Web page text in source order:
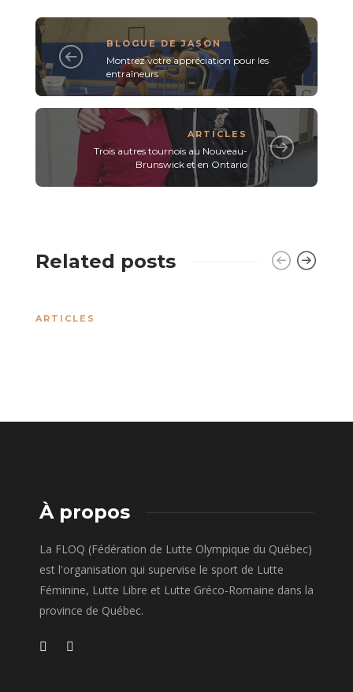
BLOGUE DE JASON
Montrez votre appréciation pour les
entraîneurs
ARTICLES
Trois autres tournois au Nouveau-
Brunswick et en Ontario
Related posts
ARTICLES
À propos
La FLOQ (Fédération de Lutte Olympique du Québec)
est l'organisation qui supervise le sport de Lutte
Féminine, Lutte Libre et Lutte Gréco-Romaine dans la
province de Québec.